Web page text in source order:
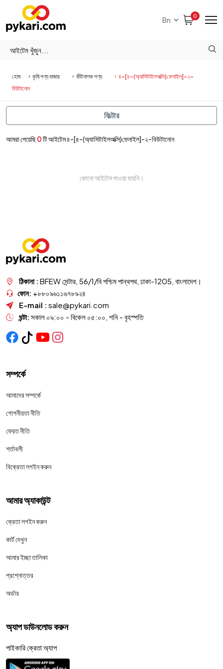
0
হোম কৃষি পণ্য বাজার কীটনাশক পণ্য
৪-[৪-(অ্যাসিটাইলঅক্সি)ফেনাইল]-২-
বিউটানোন
আমরা পেয়েছি0টি আইটেম ৪-[৪-(অ্যাসিটাইলঅক্সি)ফেনাইল]-২-বিউটানোন
কোনো আইটেম পাওয়া যায়নি।
ফিল্টার
ঠিকানা : BFEW সেন্টার, 56/1/বি পশ্চিম পান্থপথ, ঢাকা-1205, বাংলাদেশ।
ফোন: +৮৮০৯৬১১৬৭৮৯২৪
E-mail : sale@pykari.com
ঘন্টা: সকাল ০৯:০০ - বিকেল ০৫:০০, শনি - বৃহস্পতি
সম্পর্কে
আমাদের সম্পর্কে
গোপনীয়তা নীতি
ফেরত নীতি
শর্তাবলী
বিক্রেতা লগইন করুন
আমার অ্যাকাউন্ট
ক্রেতা লগইন করুন
কার্ট দেখুন
আমার ইচ্ছা তালিকা
প্রশ্নোত্তর
অর্ডার
অ্যাপ ডাউনলোড করুন
পাইকারি ক্রেতা অ্যাপ